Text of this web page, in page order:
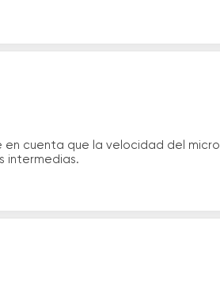
en cuenta que la velocidad del micro
intermedias.